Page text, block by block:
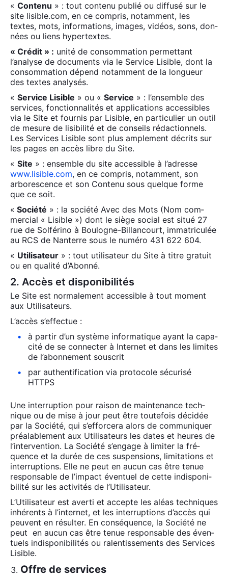
« Conte­nu » : tout conte­nu publié ou dif­fu­sé sur le
site lisible.com, en ce com­pris, notam­ment, les
textes, mots, infor­ma­tions, images, vidéos, sons, don­
nées ou liens hyper­textes.
« Cré­dit » : uni­té de consom­ma­tion per­met­tant
l’analyse de docu­ments via le Ser­vice Lisible, dont la
consom­ma­tion dépend notam­ment de la lon­gueur
des textes ana­ly­sés.
« Ser­vice Lisible » ou « Ser­vice » : l’ensemble des
ser­vices, fonc­tion­na­li­tés et appli­ca­tions acces­sibles
via le Site et four­nis par Lisible, en par­ti­cu­lier un outil
de mesure de lisi­bi­li­té et de conseils rédac­tion­nels.
Les Ser­vices Lisible sont plus ample­ment décrits sur
les pages en accès libre du Site.
« Site » : ensemble du site acces­sible à l’adresse
www.lisible.com, en ce com­pris, notam­ment, son
arbo­res­cence et son Conte­nu sous quelque forme
que ce soit.
« Socié­té » : la socié­té Avec des Mots (Nom com­
mer­cial « Lisible ») dont le siège social est situé 27
rue de Sol­fé­ri­no à Bou­logne-Billan­court, imma­tri­cu­lée
au RCS de Nan­terre sous le numé­ro 431 622 604.
« Uti­li­sa­teur » : tout uti­li­sa­teur du Site à titre gra­tuit
ou en qua­li­té d’Abonné.
2. Accès et disponibilités
Le Site est nor­ma­le­ment acces­sible à tout moment
aux Uti­li­sa­teurs.
L’ac­cès s’ef­fec­tue :
à par­tir d’un sys­tème infor­ma­tique ayant la capa­
ci­té de se connec­ter à Inter­net et dans les limites
de l’abonnement sous­crit
par authen­ti­fi­ca­tion via pro­to­cole sécu­ri­sé
HTTPS
Une inter­rup­tion pour rai­son de main­te­nance tech­
nique ou de mise à jour peut être tou­te­fois déci­dée
par la Socié­té, qui s’efforcera alors de com­mu­ni­quer
préa­la­ble­ment aux Uti­li­sa­teurs les dates et heures de
l’intervention. La Socié­té s’engage à limi­ter la fré­
quence et la durée de ces sus­pen­sions, limi­ta­tions et
inter­rup­tions. Elle ne peut en aucun cas être tenue
res­pon­sable de l’impact éven­tuel de cette indis­po­ni­
bi­li­té sur les acti­vi­tés de l’Utilisateur.
L’Utilisateur est aver­ti et accepte les aléas tech­niques
inhé­rents à l’internet, et les inter­rup­tions d’accès qui
peuvent en résul­ter. En consé­quence, la Socié­té ne
peut en aucun cas être tenue res­pon­sable des éven­
tuels indis­po­ni­bi­li­tés ou ralen­tis­se­ments des Ser­vices
Lisible.
Offre de services